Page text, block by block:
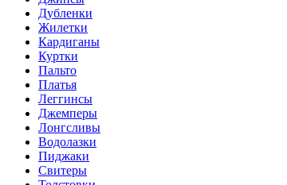
Дубленки
Жилетки
Кардиганы
Куртки
Пальто
Платья
Леггинсы
Джемперы
Лонгсливы
Водолазки
Пиджаки
Свитеры